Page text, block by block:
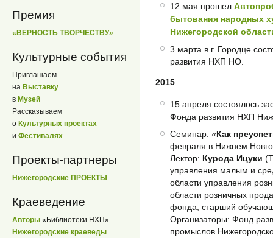
Премия
«ВЕРНОСТЬ ТВОРЧЕСТВУ»
Культурные события
Приглашаем
на Выставку
в Музей
Рассказываем
о Культурных проектах
и Фестивалях
Проекты-партнеры
Нижегородские ПРОЕКТЫ
Краеведение
Авторы «Библиотеки НХП»
Нижегородские краеведы
12 мая прошел
бытования народных
Нижегородской
3 марта в г. Городце
развития НХП НО.
2015
15 апреля состоялось
Фонда развития НХП
Семинар: «Как
февраля в Нижнем
Лектор: Курода Ицуки
управления малым и
области управления
области розничных
фонда, старший
Организаторы: Фонд
промыслов